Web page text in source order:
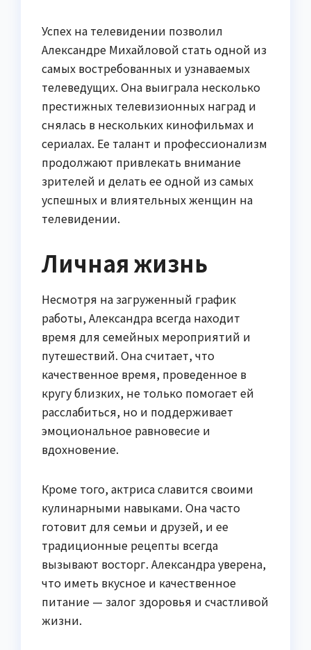
Успех на телевидении позволил
Александре Михайловой стать одной из
самых востребованных и узнаваемых
телеведущих. Она выиграла несколько
престижных телевизионных наград и
снялась в нескольких кинофильмах и
сериалах. Ее талант и профессионализм
продолжают привлекать внимание
зрителей и делать ее одной из самых
успешных и влиятельных женщин на
телевидении.
Личная жизнь
Несмотря на загруженный график
работы, Александра всегда находит
время для семейных мероприятий и
путешествий. Она считает, что
качественное время, проведенное в
кругу близких, не только помогает ей
расслабиться, но и поддерживает
эмоциональное равновесие и
вдохновение.
Кроме того, актриса славится своими
кулинарными навыками. Она часто
готовит для семьи и друзей, и ее
традиционные рецепты всегда
вызывают восторг. Александра уверена,
что иметь вкусное и качественное
питание — залог здоровья и счастливой
жизни.